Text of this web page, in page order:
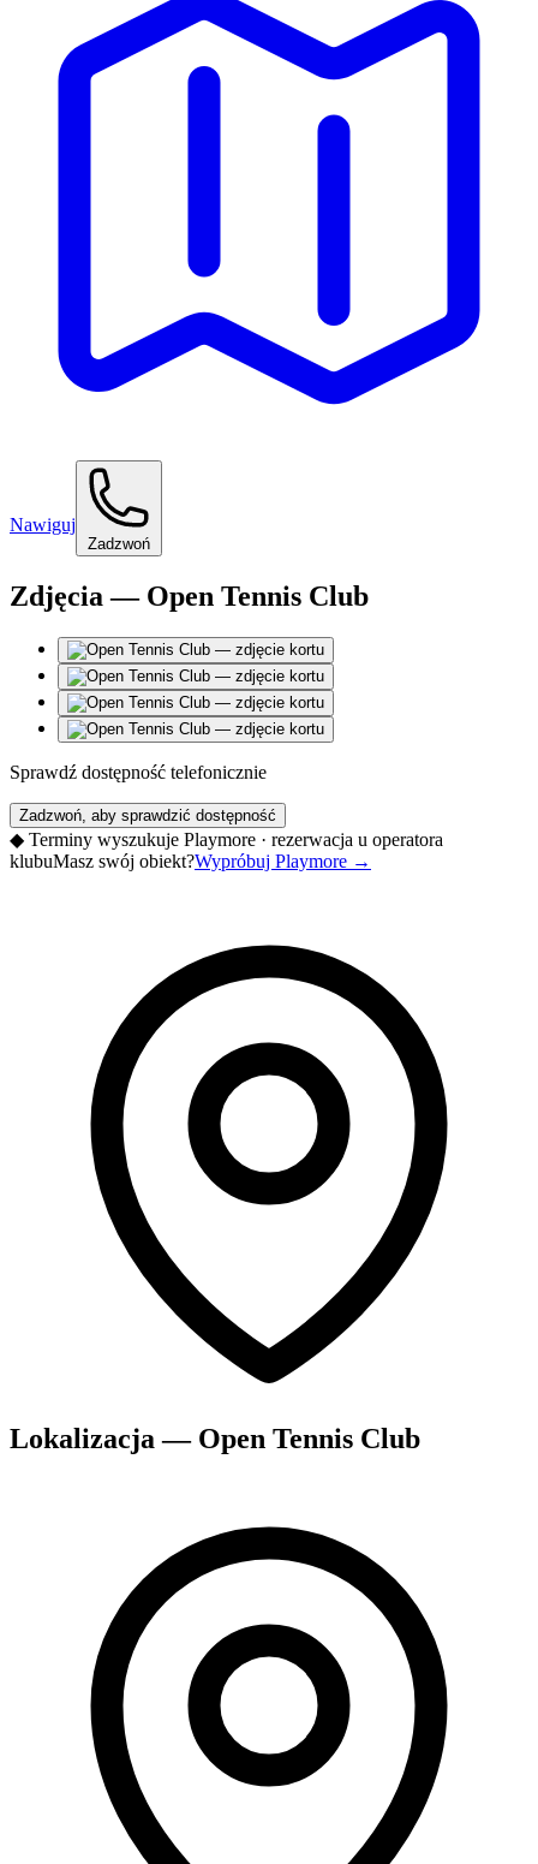
Nawiguj
Zadzwoń
Zdjęcia — Open Tennis Club
Sprawdź dostępność telefonicznie
Zadzwoń, aby sprawdzić dostępność
◆ Terminy wyszukuje Playmore · rezerwacja u operatora
klubuMasz swój obiekt?Wypróbuj Playmore →
Lokalizacja — Open Tennis Club